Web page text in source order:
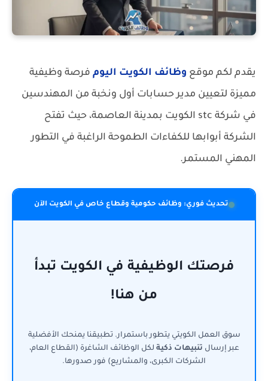
يقدم لكم موقع وظائف الكويت اليوم فرصة وظيفية
مميزة لتعيين مدير حسابات أول ونخبة من المهندسين
في شركة stc الكويت بمدينة العاصمة، حيث تفتح
الشركة أبوابها للكفاءات الطموحة الراغبة في التطور
المهني المستمر.
تحديث فوري: وظائف حكومية وقطاع خاص في الكويت الآن
فرصتك الوظيفية في الكويت تبدأ
من هنا!
سوق العمل الكويتي يتطور باستمرار. تطبيقنا يمنحك الأفضلية
عبر إرسال تنبيهات ذكية لكل الوظائف الشاغرة (القطاع العام،
الشركات الكبرى، والمشاريع) فور صدورها.